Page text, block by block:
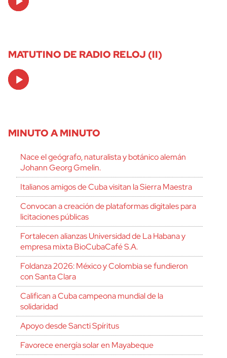
Player
MATUTINO DE RADIO RELOJ (II)
Audio
Player
MINUTO A MINUTO
Nace el geógrafo, naturalista y botánico alemán
Johann Georg Gmelin.
Italianos amigos de Cuba visitan la Sierra Maestra
Convocan a creación de plataformas digitales para
licitaciones públicas
Fortalecen alianzas Universidad de La Habana y
empresa mixta BioCubaCafé S.A.
Foldanza 2026: México y Colombia se fundieron
con Santa Clara
Califican a Cuba campeona mundial de la
solidaridad
Apoyo desde Sancti Spíritus
Favorece energía solar en Mayabeque